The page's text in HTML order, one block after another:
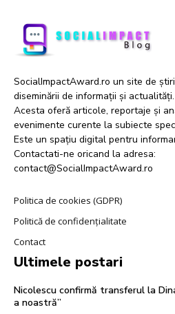
SocialImpactAward.ro un site de
diseminării de informații și actualități.
Acesta oferă articole, reportaje și
evenimente curente la subiecte
Este un spațiu digital pentru
Contactati-ne oricand la adresa:
contact@SocialImpactAward.ro
Politica de cookies (GDPR)
Politică de confidențialitate
Contact
Ultimele postari
Nicolescu confirmă transferul la
a noastră”